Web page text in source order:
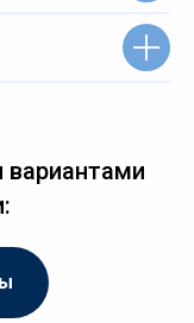
вариантами